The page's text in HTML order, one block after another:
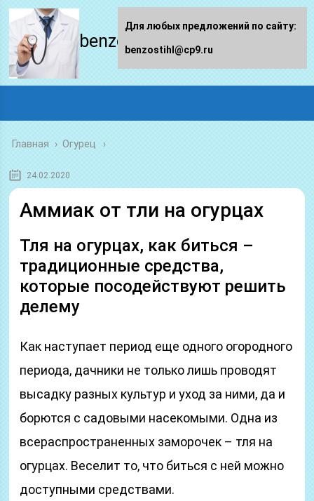
benzostihl.ru
Главная › Огурец
24.02.2020
Аммиак от тли на огурцах
Тля на огурцах, как биться –
традиционные средства,
которые посодействуют решить
делему
Как наступает период еще одного огородного
периода, дачники не только лишь проводят
высадку разных культур и уход за ними, да и
борются с садовыми насекомыми. Одна из
всераспространенных заморочек – тля на
огурцах. Веселит то, что биться с ней можно
доступными средствами.
Для любых предложений по сайту:
benzostihl@cp9.ru